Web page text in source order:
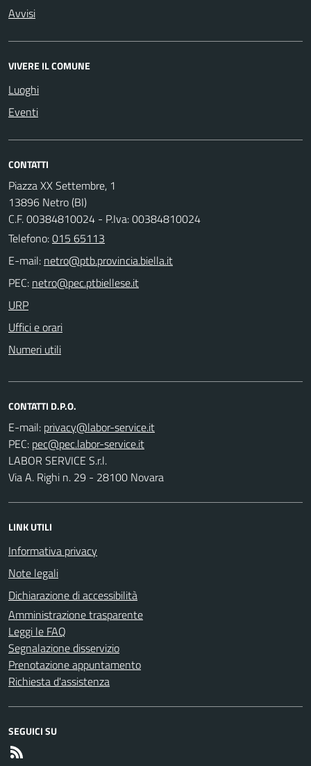
Avvisi
VIVERE IL COMUNE
Luoghi
Eventi
CONTATTI
Piazza XX Settembre, 1
13896 Netro (BI)
C.F. 00384810024 - P.Iva: 00384810024
Telefono:015 65113
E-mail:
PEC:
URP
Uffici e orari
Numeri utili
CONTATTI D.P.O.
E-mail:
PEC:
LABOR SERVICE S.r.l.
Via A. Righi n. 29 - 28100 Novara
LINK UTILI
Informativa privacy
Note legali
Dichiarazione di accessibilità
Amministrazione trasparente
Leggi le FAQ
Segnalazione disservizio
Prenotazione appuntamento
Richiesta d'assistenza
SEGUICI SU